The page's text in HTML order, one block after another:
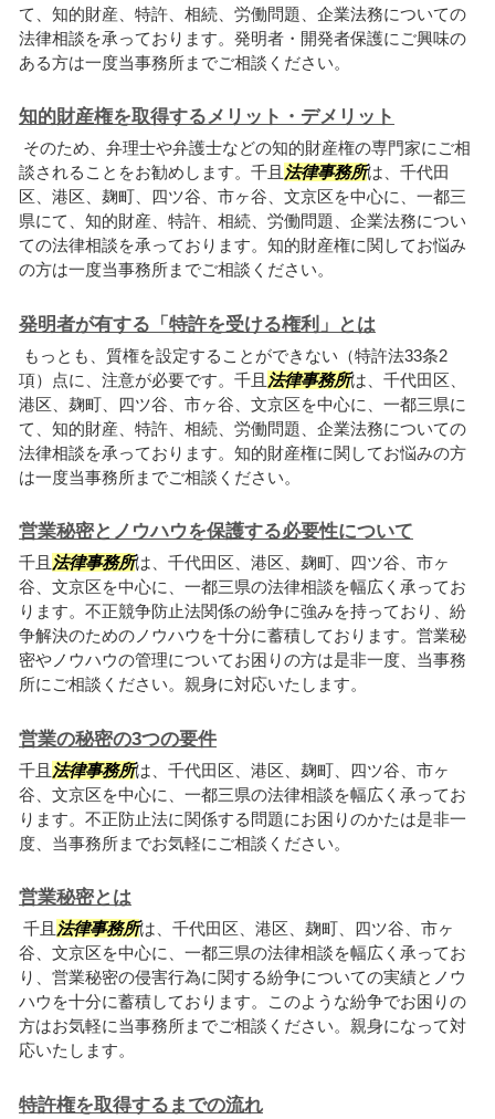
て、知的財産、特許、相続、労働問題、企業法務についての
法律相談を承っております。発明者・開発者保護にご興味の
ある方は一度当事務所までご相談ください。
知的財産権を取得するメリット・デメリット
そのため、弁理士や弁護士などの知的財産権の専門家にご相
談されることをお勧めします。千且 法律事務所は、千代田
区、港区、麹町、四ツ谷、市ヶ谷、文京区を中心に、一都三
県にて、知的財産、特許、相続、労働問題、企業法務につい
ての法律相談を承っております。知的財産権に関してお悩み
の方は一度当事務所までご相談ください。
発明者が有する「特許を受ける権利」とは
もっとも、質権を設定することができない（特許法33条2
項）点に、注意が必要です。千且 法律事務所は、千代田区、
港区、麹町、四ツ谷、市ヶ谷、文京区を中心に、一都三県に
て、知的財産、特許、相続、労働問題、企業法務についての
法律相談を承っております。知的財産権に関してお悩みの方
は一度当事務所までご相談ください。
営業秘密とノウハウを保護する必要性について
千且 法律事務所は、千代田区、港区、麹町、四ツ谷、市ヶ
谷、文京区を中心に、一都三県の法律相談を幅広く承ってお
ります。不正競争防止法関係の紛争に強みを持っており、紛
争解決のためのノウハウを十分に蓄積しております。営業秘
密やノウハウの管理についてお困りの方は是非一度、当事務
所にご相談ください。親身に対応いたします。
営業の秘密の3つの要件
千且 法律事務所は、千代田区、港区、麹町、四ツ谷、市ヶ
谷、文京区を中心に、一都三県の法律相談を幅広く承ってお
ります。不正防止法に関係する問題にお困りのかたは是非一
度、当事務所までお気軽にご相談ください。
営業秘密とは
千且 法律事務所は、千代田区、港区、麹町、四ツ谷、市ヶ
谷、文京区を中心に、一都三県の法律相談を幅広く承ってお
り、営業秘密の侵害行為に関する紛争についての実績とノウ
ハウを十分に蓄積しております。このような紛争でお困りの
方はお気軽に当事務所までご相談ください。親身になって対
応いたします。
特許権を取得するまでの流れ